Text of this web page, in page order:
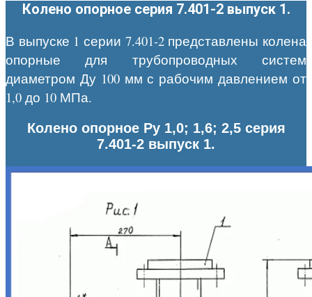
Колено опорное серия 7.401-2 выпуск 1.
В выпуске 1 серии 7.401-2 представлены колена
опорные для трубопроводных систем
диаметром Ду 100 мм с рабочим давлением от
1,0 до 10 МПа.
Колено опорное Ру 1,0; 1,6; 2,5 серия
7.401-2 выпуск 1.